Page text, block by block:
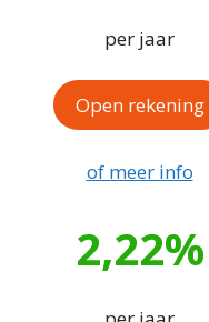
per jaar
Open rekening
of meer info
2,22%